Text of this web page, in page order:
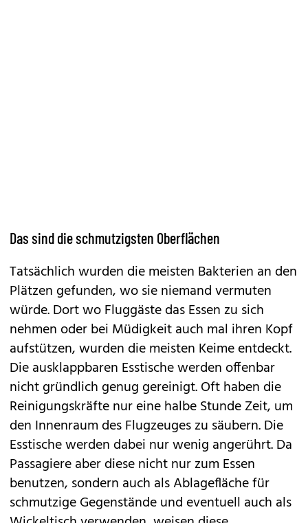
Das sind die schmutzigsten Oberflächen
Tatsächlich wurden die meisten Bakterien an den
Plätzen gefunden, wo sie niemand vermuten
würde. Dort wo Fluggäste das Essen zu sich
nehmen oder bei Müdigkeit auch mal ihren Kopf
aufstützen, wurden die meisten Keime entdeckt.
Die ausklappbaren Esstische werden offenbar
nicht gründlich genug gereinigt. Oft haben die
Reinigungskräfte nur eine halbe Stunde Zeit, um
den Innenraum des Flugzeuges zu säubern. Die
Esstische werden dabei nur wenig angerührt. Da
Passagiere aber diese nicht nur zum Essen
benutzen, sondern auch als Ablagefläche für
schmutzige Gegenstände und eventuell auch als